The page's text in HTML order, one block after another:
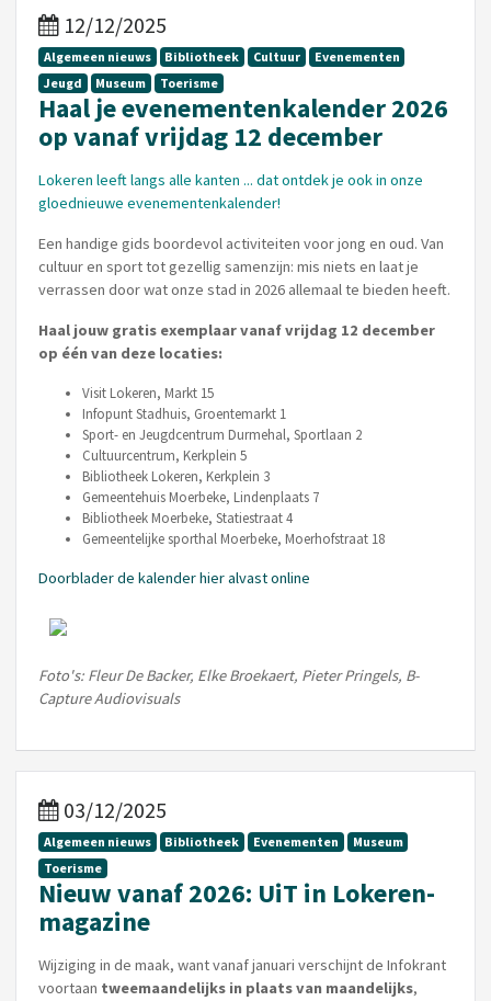
12/12/2025
Algemeen nieuws Bibliotheek Cultuur
Evenementen
Jeugd
Museum Toerisme
Haal je evenementenkalender 2026
op vanaf vrijdag 12 december
Lokeren leeft langs alle kanten ... dat ontdek je ook in onze
gloednieuwe evenementenkalender!
Een handige gids boordevol activiteiten voor jong en oud. Van
cultuur en sport tot gezellig samenzijn: mis niets en laat je
verrassen door wat onze stad in 2026 allemaal te bieden heeft.
Haal jouw gratis exemplaar vanaf vrijdag 12 december
op één van deze locaties:
Visit Lokeren, Markt 15
Infopunt Stadhuis, Groentemarkt 1
Sport- en Jeugdcentrum Durmehal, Sportlaan 2
Cultuurcentrum, Kerkplein 5
Bibliotheek Lokeren, Kerkplein 3
Gemeentehuis Moerbeke, Lindenplaats 7
Bibliotheek Moerbeke, Statiestraat 4
Gemeentelijke sporthal Moerbeke, Moerhofstraat 18
Doorblader de kalender hier alvast online
Foto's: Fleur De Backer, Elke Broekaert, Pieter Pringels, B-
Capture Audiovisuals
03/12/2025
Algemeen nieuws Bibliotheek Evenementen
Museum
Toerisme
Nieuw vanaf 2026: UiT in Lokeren-
magazine
Wijziging in de maak, want vanaf januari verschijnt de Infokrant
voortaan twee­maandelijks in plaats van maandelijks,